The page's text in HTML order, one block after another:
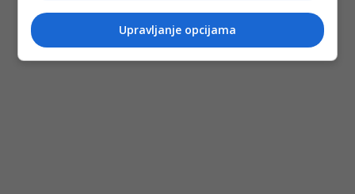
Upravljanje opcijama